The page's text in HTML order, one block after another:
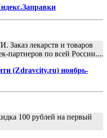
лекарств и товаров
партнеров по всей России....
(Zdravcity.ru) ноябрь-
100 рублей на первый